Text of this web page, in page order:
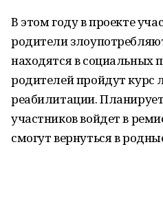
В этом году в проекте
родители
находятся в социальных
родителей пройдут курс
реабилитации.
участников войдет в
смогут вернуться в